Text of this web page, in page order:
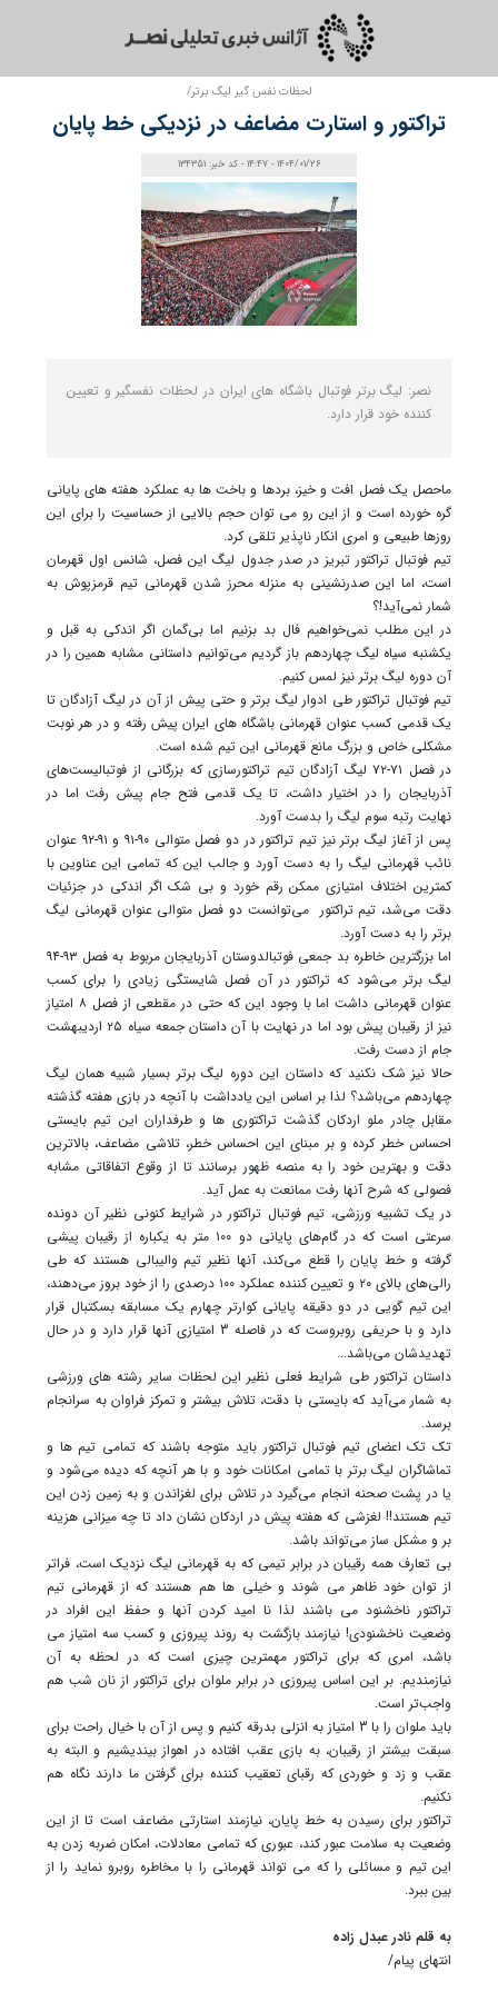
لحظات نفس گیر لیگ برتر/
تراکتور و استارت مضاعف در نزدیکی خط پایان
1404/01/26 - 14:47 - کد خبر: 134351
نصر: لیگ برتر فوتبال باشگاه های ایران در لحظات نفسگیر و تعیین
کننده خود قرار دارد.
ماحصل یک فصل افت و خیز، بردها و باخت ها به عملکرد هفته های پایانی
گره خورده است و از این رو می توان حجم بالایی از حساسیت را برای این
روزها طبیعی و امری انکار ناپذیر تلقی کرد.
تیم فوتبال تراکتور تبریز در صدر جدول لیگ این فصل، شانس اول قهرمان
است، اما این صدرنشینی به منزله محرز شدن قهرمانی تیم قرمزپوش به
شمار نمی‌آید!؟
در این مطلب نمی‌خواهیم فال بد بزنیم اما بی‌گمان اگر اندکی به قبل و
یکشنبه سیاه لیگ چهاردهم باز گردیم می‌توانیم داستانی مشابه همین را در
آن دوره لیگ برتر نیز لمس کنیم.
تیم فوتبال تراکتور طی ادوار لیگ برتر و حتی پیش از آن در لیگ آزادگان تا
یک قدمی کسب عنوان قهرمانی باشگاه های ایران پیش رفته و در هر نوبت
مشکلی خاص و بزرگ مانع قهرمانی این تیم شده است.
در فصل ۷۱-۷۲ لیگ آزادگان تیم تراکتورسازی که بزرگانی از فوتبالیست‌های
آذربایجان را در اختیار داشت، تا یک قدمی فتح جام پیش رفت اما در
نهایت رتبه سوم لیگ را بدست آورد.
پس از آغاز لیگ برتر نیز تیم تراکتور در دو فصل متوالی ۹۰-۹۱ و ۹۱-۹۲ عنوان
نائب قهرمانی لیگ را به دست آورد و جالب این که تمامی این عناوین با
کمترین اختلاف امتیازی ممکن رقم خورد و بی شک اگر اندکی در جزئیات
دقت می‌شد، تیم تراکتور می‌توانست دو فصل متوالی عنوان قهرمانی لیگ
برتر را به دست آورد.
اما بزرگترین خاطره بد جمعی فوتبالدوستان آذربایجان مربوط به فصل ۹۳-۹۴
لیگ برتر می‌شود که تراکتور در آن فصل شایستگی زیادی را برای کسب
عنوان قهرمانی داشت اما با وجود این که حتی در مقطعی از فصل ۸ امتیاز
نیز از رقیبان پیش بود اما در نهایت با آن داستان جمعه سیاه ۲۵ اردیبهشت
جام از دست رفت.
حالا نیز شک نکنید که داستان این دوره لیگ برتر بسیار شبیه همان لیگ
چهاردهم می‌باشد؟ لذا بر اساس این یادداشت با آنچه در بازی هفته گذشته
مقابل چادر ملو اردکان گذشت تراکتوری ها و طرفداران این تیم بایستی
احساس خطر کرده و بر مبنای این احساس خطر، تلاشی مضاعف، بالاترین
دقت و بهترین خود را به منصه ظهور برسانند تا از وقوع اتفاقاتی مشابه
فصولی که شرح آنها رفت ممانعت به عمل آید.
در یک تشبیه ورزشی، تیم فوتبال تراکتور در شرایط کنونی نظیر آن دونده
سرعتی است که در گام‌های پایانی دو ۱۰۰ متر به یکباره از رقیبان پیشی
گرفته و خط پایان را قطع می‌کند، آنها نظیر تیم والیبالی هستند که طی
رالی‌های بالای ۲۰ و تعیین کننده عملکرد ۱۰۰ درصدی را از خود بروز می‌دهند،
این تیم گویی در دو دقیقه پایانی کوارتر چهارم یک مسابقه بسکتبال قرار
دارد و با حریفی روبروست که در فاصله 3 امتیازی آنها قرار دارد و در حال
تهدیدشان می‌باشد...
داستان تراکتور طی شرایط فعلی نظیر این لحظات سایر رشته های ورزشی
به شمار می‌آید که بایستی با دقت، تلاش بیشتر و تمرکز فراوان به سرانجام
برسد.
تک تک اعضای تیم فوتبال تراکتور باید متوجه باشند که تمامی تیم ها و
تماشاگران لیگ برتر با تمامی امکانات خود و با هر آنچه که دیده می‌شود و
یا در پشت صحنه انجام می‌گیرد در تلاش برای لغزاندن و به زمین زدن این
تیم هستند!! لغزشی که هفته پیش در اردکان نشان داد تا چه میزانی هزینه
بر و مشکل ساز می‌تواند باشد.
بی تعارف همه رقیبان در برابر تیمی که به قهرمانی لیگ نزدیک است، فراتر
از توان خود ظاهر می شوند و خیلی ها هم هستند که از قهرمانی تیم
تراکتور ناخشنود می باشند لذا نا امید کردن آنها و حفظ این افراد در
وضعیت ناخشنودی! نیازمند بازگشت به روند پیروزی و کسب سه امتیاز می
باشد، امری که برای تراکتور مهمترین چیزی است که در لحظه به آن
نیازمندیم. بر این اساس پیروزی در برابر ملوان برای تراکتور از نان شب هم
واجب‌تر است.
باید ملوان را با 3 امتیاز به انزلی بدرقه کنیم و پس از آن با خیال راحت برای
سبقت بیشتر از رقیبان، به بازی عقب افتاده در اهواز بیندیشیم و البته به
عقب و زد و خوردی که رقبای تعقیب کننده برای گرفتن ما دارند نگاه هم
نکنیم.
تراکتور برای رسیدن به خط پایان، نیازمند استارتی مضاعف است تا از این
وضعیت به سلامت عبور کند، عبوری که تمامی معادلات، امکان ضربه زدن به
این تیم و مسائلی را که می تواند قهرمانی را با مخاطره روبرو نماید را از
بین ببرد.
به قلم نادر عبدل زاده
انتهای پیام/